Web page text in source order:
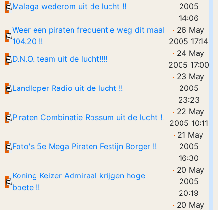
Malaga wederom uit de lucht !!
2005
14:06
Weer een piraten frequentie weg dit maal
104.20 !!
26 May
2005 17:14
D.N.O. team uit de lucht!!!!
24 May
2005 17:00
Landloper Radio uit de lucht !!
23 May
2005
23:23
Piraten Combinatie Rossum uit de lucht !!
22 May
2005 10:11
Foto's 5e Mega Piraten Festijn Borger !!
21 May
2005
16:30
Koning Keizer Admiraal krijgen hoge
boete !!
20 May
2005
20:19
20 May